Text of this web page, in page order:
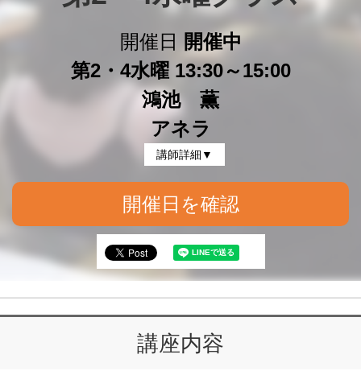
開催日
開催中
第2・4水曜 13:30～15:00
鴻池 薫
アネラ
講師詳細▼
開催日を確認
講座内容